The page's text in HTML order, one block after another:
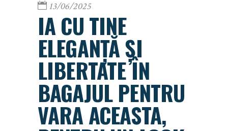
13/06/2025
IA CU TINE
ELEGANȚĂ ȘI
LIBERTATE ÎN
BAGAJUL PENTRU
VARA ACEASTA,